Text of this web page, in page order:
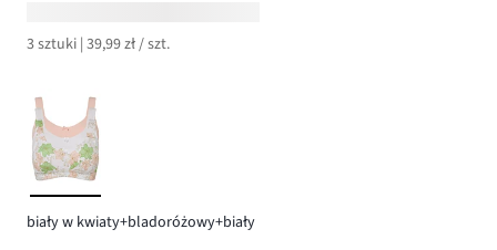
3 sztuki | 39,99 zł / szt.
biały w kwiaty+bladoróżowy+biały